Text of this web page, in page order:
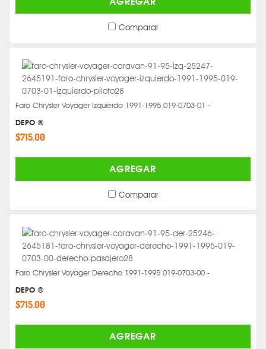
Comparar
Faro Chrysler Voyager Izquierdo 1991-1995 019-0703-01 -
DEPO ®
$715.00
AGREGAR
Comparar
Faro Chrysler Voyager Derecho 1991-1995 019-0703-00 -
DEPO ®
$715.00
AGREGAR